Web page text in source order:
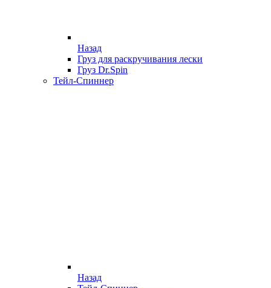
Назад
Груз для раскручивания лески
Груз Dr.Spin
Тейл-Спиннер
Назад